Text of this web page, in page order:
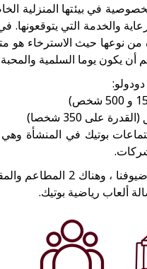
في بيئتها المنزلية
والخدمة التي
نوعها حيث الاسترخاء هو
أن يكون يوما السلمية
بوتيك في المنشأة
من أجل تحسين بقية ونوعية
ألعاب رياضية بوتيك.